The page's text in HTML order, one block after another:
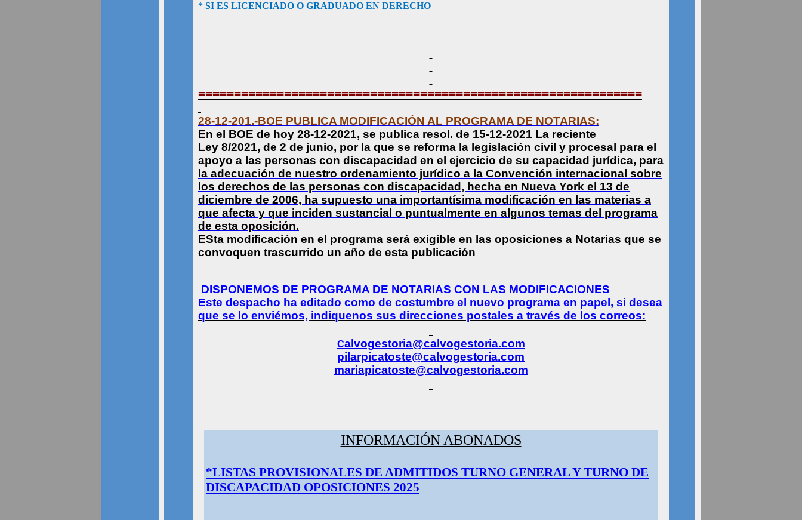
* SI ES LICENCIADO O GRADUADO EN DERECHO
==============================================================
28-12-201.-BOE PUBLICA MODIFICACIÓN AL PROGRAMA DE NOTARIAS:
En el BOE de hoy 28-12-2021, se publica resol. de 15-12-2021 La reciente
Ley 8/2021, de 2 de junio, por la que se reforma la legislación civil y procesal para el
apoyo a las personas con discapacidad en el ejercicio de su capacidad jurídica, para
la adecuación de nuestro ordenamiento jurídico a la Convención internacional sobre
los derechos de las personas con discapacidad, hecha en Nueva York el 13 de
diciembre de 2006, ha supuesto una importantísima modificación en las materias a
que afecta y que inciden sustancial o puntualmente en algunos temas del programa
de esta oposición.
ESta modificación en el programa será exigible en las oposiciones a Notarias que se
convoquen trascurrido un año de esta publicación
DISPONEMOS DE PROGRAMA DE NOTARIAS CON LAS MODIFICACIONES
Este despacho ha editado como de costumbre el nuevo programa en papel, si desea
que se lo enviémos, indiquenos sus direcciones postales a través de los correos:
Calvogestoria@calvogestoria.com
pilarpicatoste@calvogestoria.com
mariapicatoste@calvogestoria.com
INFORMACIÓN ABONADOS
*LISTAS PROVISIONALES DE ADMITIDOS TURNO GENERAL Y TURNO DE
DISCAPACIDAD OPOSICIONES 2025